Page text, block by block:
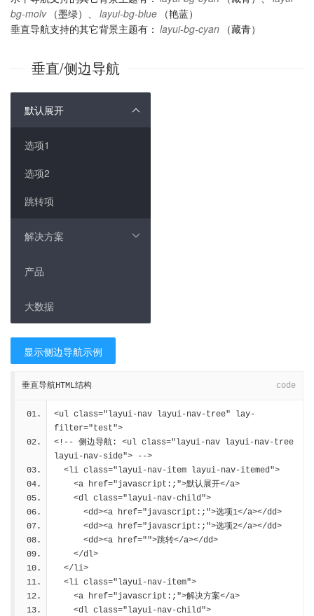
bg-molv （墨绿）、 layui-bg-blue （艳蓝）
垂直导航支持的其它背景主题有： layui-bg-cyan （藏青）
垂直/侧边导航
默认展开
选项1
选项2
跳转项
解决方案
产品
大数据
显示侧边导航示例
垂直导航HTML结构 code
<ul class="layui-nav layui-nav-tree" lay-
filter="test">
<!-- 侧边导航: <ul class="layui-nav layui-nav-tree
layui-nav-side"> -->
  <li class="layui-nav-item layui-nav-itemed">
    <a href="javascript:;">默认展开</a>
    <dl class="layui-nav-child">
      <dd><a href="javascript:;">选项1</a></dd>
      <dd><a href="javascript:;">选项2</a></dd>
      <dd><a href="">跳转</a></dd>
    </dl>
  </li>
  <li class="layui-nav-item">
    <a href="javascript:;">解决方案</a>
    <dl class="layui-nav-child">